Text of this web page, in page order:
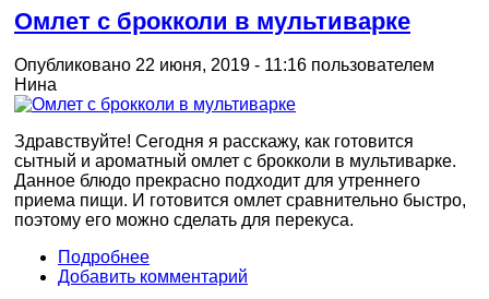
Омлет с брокколи в мультиварке
Опубликовано 22 июня, 2019 - 11:16 пользователем
Нина
Здравствуйте! Сегодня я расскажу, как готовится
сытный и ароматный омлет с брокколи в мультиварке.
Данное блюдо прекрасно подходит для утреннего
приема пищи. И готовится омлет сравнительно быстро,
поэтому его можно сделать для перекуса.
Подробнее
Добавить комментарий